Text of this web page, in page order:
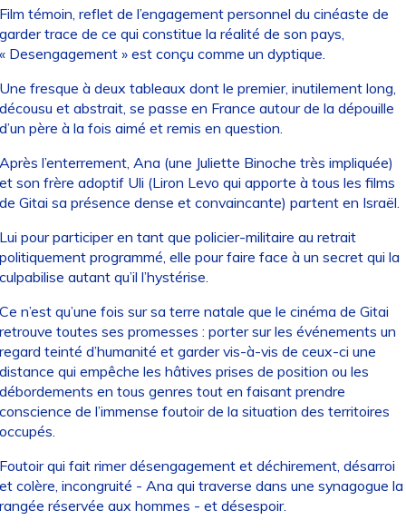
témoin, reflet de l’engagement personnel du cinéaste de
trace de ce qui constitue la réalité de son pays,
Desengagement » est conçu comme un dyptique.
fresque à deux tableaux dont le premier, inutilement long,
et abstrait, se passe en France autour de la dépouille
père à la fois aimé et remis en question.
l’enterrement, Ana (une Juliette Binoche très impliquée)
son frère adoptif Uli (Liron Levo qui apporte à tous les films
Gitai sa présence dense et convaincante) partent en Israël.
pour participer en tant que policier-militaire au retrait
programmé, elle pour faire face à un secret qui la
autant qu’il l’hystérise.
n’est qu’une fois sur sa terre natale que le cinéma de Gitai
toutes ses promesses : porter sur les événements un
teinté d’humanité et garder vis-à-vis de ceux-ci une
qui empêche les hâtives prises de position ou les
en tous genres tout en faisant prendre
de l’immense foutoir de la situation des territoires
qui fait rimer désengagement et déchirement, désarroi
colère, incongruité - Ana qui traverse dans une synagogue la
réservée aux hommes - et désespoir.